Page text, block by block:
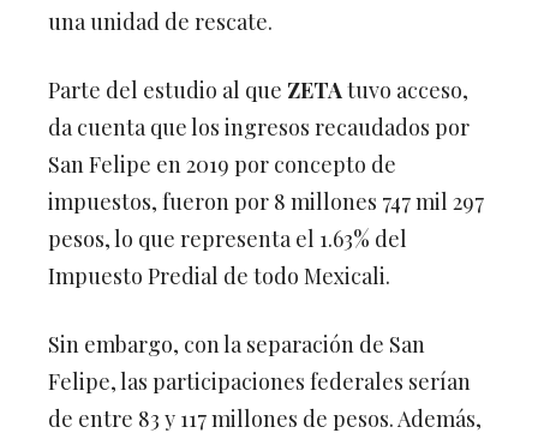
una unidad de rescate.
Parte del estudio al que ZETAtuvo acceso,
da cuenta que los ingresos recaudados por
San Felipe en 2019 por concepto de
impuestos, fueron por 8 millones 747 mil 297
pesos, lo que representa el 1.63% del
Impuesto Predial de todo Mexicali.
Sin embargo, con la separación de San
Felipe, las participaciones federales serían
de entre 83 y 117 millones de pesos. Además,